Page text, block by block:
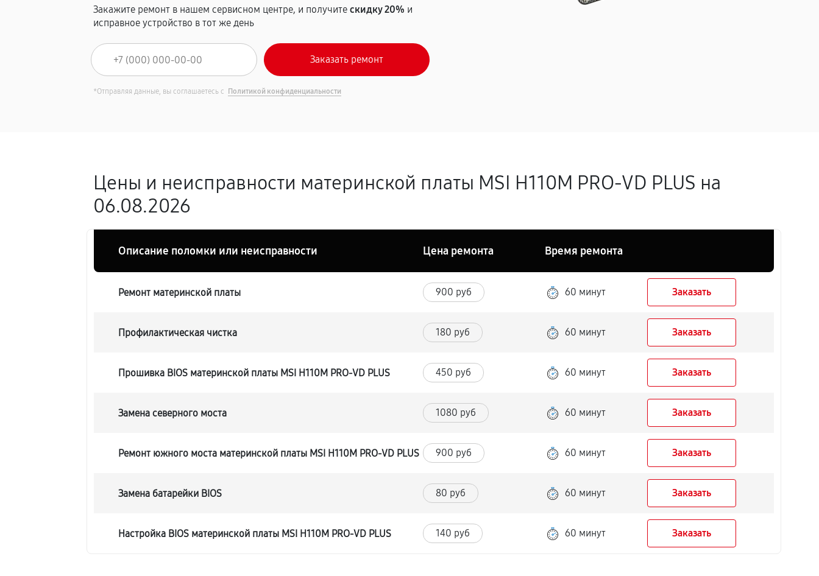
Закажите ремонт в нашем сервисном центре, и получитескидку 20% и
исправное устройство в тот же день
*Отправляя данные, вы соглашаетесь с Политикой конфиденциальности
Цены и неисправности материнской платы MSI H110M PRO-VD PLUS на
06.08.2026
Описание поломки или неисправности Цена ремонта Время ремонта
Ремонт материнской платы 900 руб 60 минут Заказать
Профилактическая чистка 180 руб 60 минут Заказать
Прошивка BIOS материнской платы MSI H110M PRO-VD PLUS 450 руб 60 минут Заказать
Замена северного моста 1080 руб 60 минут Заказать
Ремонт южного моста материнской платы MSI H110M PRO-VD PLUS 900 руб 60 минут Заказать
Замена батарейки BIOS 80 руб 60 минут Заказать
Настройка BIOS материнской платы MSI H110M PRO-VD PLUS 140 руб 60 минут Заказать